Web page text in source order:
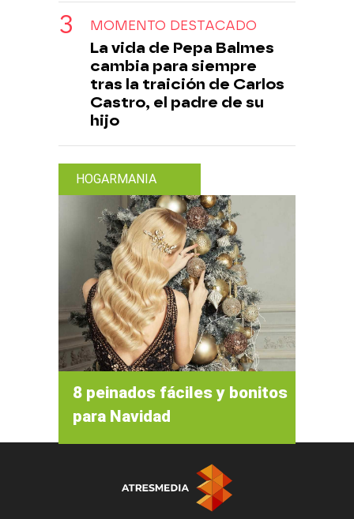
MOMENTO DESTACADO
La vida de Pepa Balmes
cambia para siempre
tras la traición de Carlos
Castro, el padre de su
hijo
HOGARMANIA
8 peinados fáciles y bonitos
para Navidad